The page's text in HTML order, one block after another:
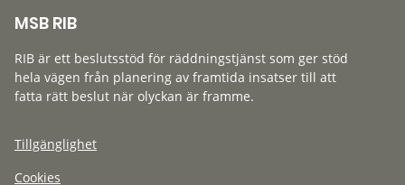
MSB RIB
RIB är ett beslutsstöd för räddningstjänst som ger stöd
hela vägen från planering av framtida insatser till att
fatta rätt beslut när olyckan är framme.
Tillgänglighet
Cookies